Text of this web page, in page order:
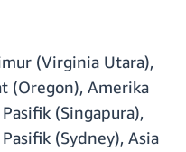
(Virginia Utara),
(Oregon), Amerika
(Singapura),
(Sydney), Asia